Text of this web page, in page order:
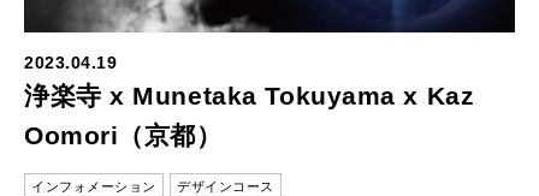
2023.04.19
浄楽寺 x Munetaka Tokuyama x Kaz
Oomori（京都）
インフォメーション デザインコース